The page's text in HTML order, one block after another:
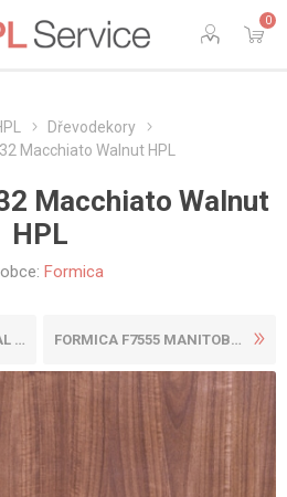
0
Dřevodekory
Macchiato Walnut HPL
Macchiato Walnut
HPL
Formica
... FORMICA F7555 MANITOBA MAPL...